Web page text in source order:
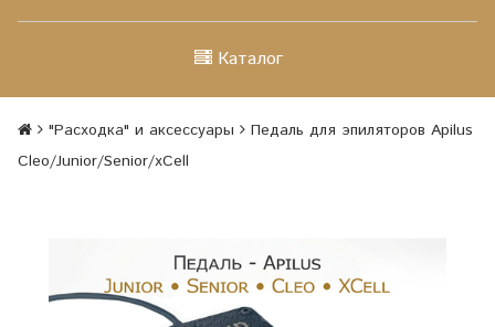
Каталог
"Расходка" и аксессуары
Педаль для эпиляторов Apilus
Cleo/Junior/Senior/xCell